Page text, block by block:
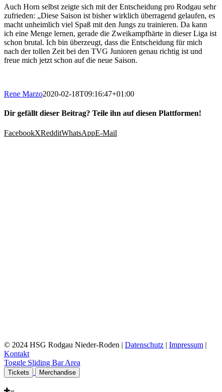
Auch Horn selbst zeigte sich mit der Entscheidung pro Rodgau sehr
zufrieden: „Diese Saison ist bisher wirklich überragend gelaufen, es
macht unheimlich viel Spaß mit den Jungs zu trainieren. Da kann
ich eine Menge lernen, gerade die Zweikampfhärte in dieser Liga ist
schon brutal. Ich bin überzeugt, dass die Entscheidung für mich
nach der tollen Zeit bei den TVG Junioren genau richtig ist und
freue mich jetzt schon auf die neue Saison.
Rene Marzo2020-02-18T09:16:47+01:00
Dir gefällt dieser Beitrag? Teile ihn auf diesen Plattformen!
FacebookXRedditWhatsAppE-Mail
© 2024 HSG Rodgau Nieder-Roden | Datenschutz | Impressum |
Kontakt
Toggle Sliding Bar Area
Tickets Merchandise